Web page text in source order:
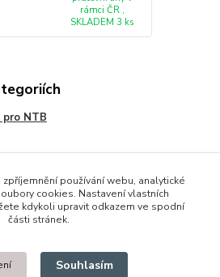
rámci ČR ,
SKLADEM 3 ks
NTB
používání webu, analytické
cookies. Nastavení vlastních
kdykoli upravit odkazem ve spodní
části stránek.
Souhlasím